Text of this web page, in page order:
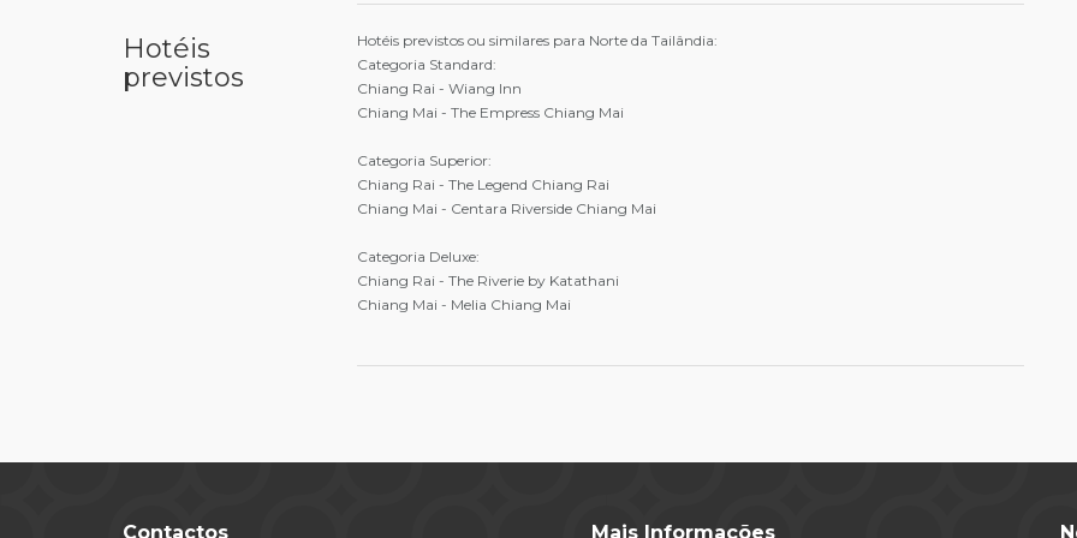
Hotéis
previstos
Hotéis previstos ou similares para Norte da Tailândia:
Categoria Standard:
Chiang Rai - Wiang Inn
Chiang Mai - The Empress Chiang Mai
Categoria Superior:
Chiang Rai - The Legend Chiang Rai
Chiang Mai - Centara Riverside Chiang Mai
Categoria Deluxe:
Chiang Rai - The Riverie by Katathani
Chiang Mai - Melia Chiang Mai
Contactos Mais Informações